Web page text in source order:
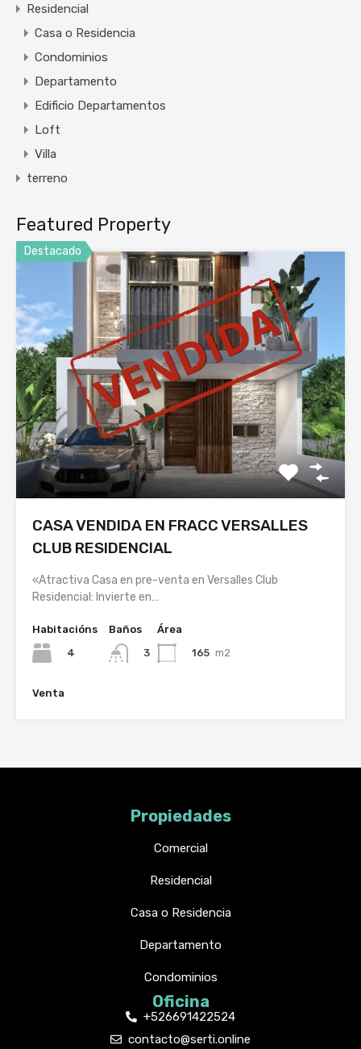
Residencial
Casa o Residencia
Condominios
Departamento
Edificio Departamentos
Loft
Villa
terreno
Featured Property
Destacado
CASA VENDIDA EN FRACC VERSALLES
CLUB RESIDENCIAL
«Atractiva Casa en pre-venta en Versalles Club
Residencial: Invierte en…
Habitacións
4
Baños
3
Área
165 m2
Venta
Propiedades
Comercial
Residencial
Casa o Residencia
Departamento
Condominios
Oficina
+526691422524
contacto@serti.online